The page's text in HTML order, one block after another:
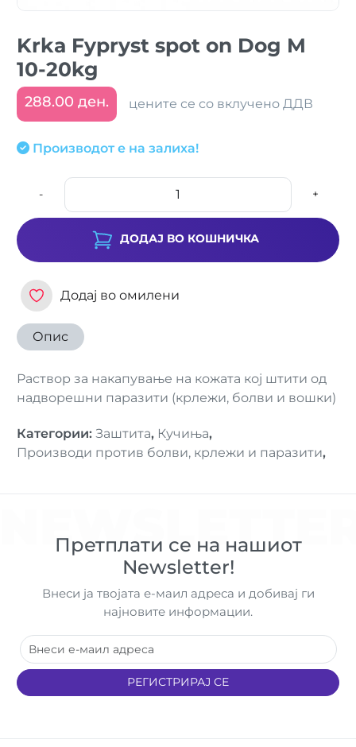
Krka Fypryst spot on Dog M
10-20kg
288.00 ден. цените се со вклучено ДДВ
Производот е на залиха!
- +
ДОДАЈ ВО КОШНИЧКА
Додај во омилени
Опис
Раствор за накапување на кожата кој штити од
надворешни паразити (крлежи, болви и вошки)
Категории: Заштита, Кучиња,
Производи против болви, крлежи и паразити,
Претплати се на нашиот
Newsletter!
Внеси ја твојата е-маил адреса и добивај ги
најновите информации.
РЕГИСТРИРАЈ СЕ